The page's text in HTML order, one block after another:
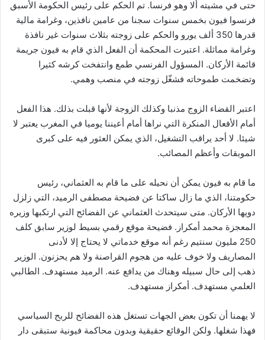
حتى في مشيته ألا وهو فرنسا. تم الحكم على رئيس الحكومة الأسبق
فرنسوا فيون بخمس سنوات سجنا من عامين نافذين، وغرامة مالية
قدرها 350 ألف يورو والحكم على زوجته بثلاث سنوات غير نافذة
وغرامة مماثلة. اعتبرت المحكمة أن الفعل الذي قام به فيون جريمة
قائمة الأركان. المسؤول الفرنسي طمع وانتفخت كرشه كثيرا
وتضخمت طموحاته فشغّل زوجته في منصب وهمي.
اعتبر القضاء الزوج مذنبا وكذلك الزوجة لأنها قبلت بذلك. هذا الفعل
أمام الأفعال المنكرة التي نراها أمام أعيننا يوميا في المغرب يعتبر لا
شيئا. لا أحد يراقب التشغيل، الذي يمكن العثور فيه على كبرى
الموبقات وأعظم المصائب.
ما قام به فيون يمكن أن نحيله على ما قام به العثماني، رئيس
حكومتنا، الذي ما زال ساكتا عن فضيحة مصطفى الرميد، التي زلزل
دويها الأركان. متى سيتحدث العثماني عن الفضائح التي ارتكبها وزيره
المعجزة محمد أمكراز. فضيحة موقع رقمي بسيط لوزير سابق كلف
250 مليون سنتيم رغم أنه موقع خدماتي لا يحتاج إلا لأدنى
المصاريف ولا خوف عليه من هجوم القراصنة ولا هم يحزنون. الوزير
ذهب إلى حال سبيله وهناك من يدافع عنه. الرميد مستهدف. الطالبي
العلمي مستهدف. أمكراز مستهدف.
لا يهمنا أن تكون بعض الجهات تستغل هذه الفضائح للربح السياسي
فهذا شغلها. ولكن الوقائع حقيقية وبدون محاكمة فيونية ستبقى دار